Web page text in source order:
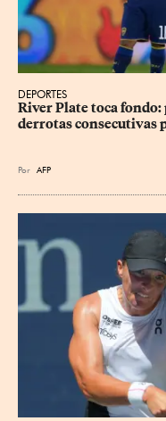
DEPORTES
River Plate toca
derrotas consecutivas
Por AFP